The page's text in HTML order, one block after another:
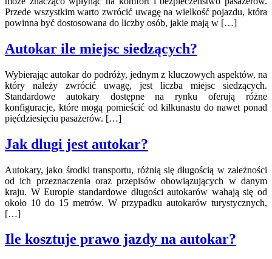
Przede wszystkim warto zwrócić uwagę na wielkość pojazdu, która
powinna być dostosowana do liczby osób, jakie mają w […]
Autokar ile miejsc siedzących?
Wybierając autokar do podróży, jednym z kluczowych aspektów, na
który należy zwrócić uwagę, jest liczba miejsc siedzących.
Standardowe autokary dostępne na rynku oferują różne
konfiguracje, które mogą pomieścić od kilkunastu do nawet ponad
pięćdziesięciu pasażerów. […]
Jak dlugi jest autokar?
Autokary, jako środki transportu, różnią się długością w zależności
od ich przeznaczenia oraz przepisów obowiązujących w danym
kraju. W Europie standardowe długości autokarów wahają się od
około 10 do 15 metrów. W przypadku autokarów turystycznych,
[…]
Ile kosztuje prawo jazdy na autokar?